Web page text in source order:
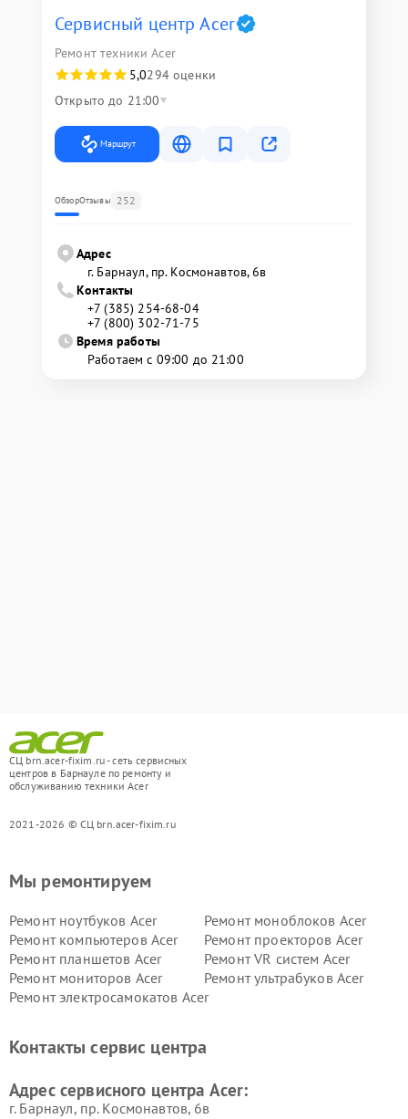
Сервисный центр Acer
Ремонт техники Acer
5,0294 оценки
Открыто до 21:00
Маршрут
ОбзорОтзывы 252
Адрес
г. Барнаул, ​пр. Космонавтов, 6в
Контакты
+7 (385) 254-68-04
+7 (800) 302-71-75
Время работы
Работаем с 09:00 до 21:00
СЦ brn.acer-fixim.ru - сеть сервисных
центров в Барнауле по ремонту и
обслуживанию техники Acer
2021-2026 © СЦ brn.acer-fixim.ru
Мы ремонтируем
Ремонт ноутбуков Acer
Ремонт моноблоков Acer
Ремонт компьютеров Acer
Ремонт проекторов Acer
Ремонт планшетов Acer
Ремонт VR систем Acer
Ремонт мониторов Acer
Ремонт ультрабуков Acer
Ремонт электросамокатов Acer
Контакты сервис центра
Адрес сервисного центра Acer:
г. Барнаул, ​пр. Космонавтов, 6в